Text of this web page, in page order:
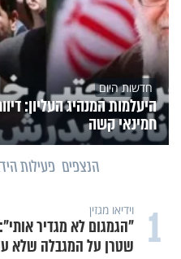
חדשות היום
היעלמות המנהיג העליון:
חמינאי קשה
הנצפים פעילות
1 וידיאו מגזין
"הגמגום לא מגדיר
שטרן על המגבלה שלא